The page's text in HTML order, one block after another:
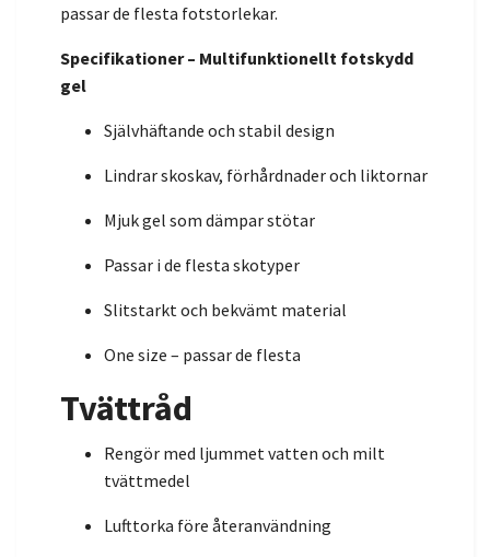
passar de flesta fotstorlekar.
Specifikationer – Multifunktionellt fotskydd
gel
Självhäftande och stabil design
Lindrar skoskav, förhårdnader och liktornar
Mjuk gel som dämpar stötar
Passar i de flesta skotyper
Slitstarkt och bekvämt material
One size – passar de flesta
Tvättråd
Rengör med ljummet vatten och milt
tvättmedel
Lufttorka före återanvändning